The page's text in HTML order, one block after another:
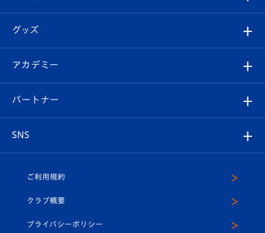
チケット
イベント
メディア
ホームタウン
エンブレム紹介
スタッフプロフィール
マスコット紹介
はじめての観戦ガイド
Revive Team
ヴィヴィくんの長崎おもてなしガイド
フォトギャラリー
スタジアムグルメ
チケット
V-LOVERS（ファンクラブ）
プレイヤーズスイート
グッズ
オンラインショップ
店舗情報
アカデミー
育成からのお知らせ
U-18
パートナー
SNS
ヴィヴィくんインスタグラム
公式LINE＠
ご利用規約
クラブ概要
プライバシーポリシー